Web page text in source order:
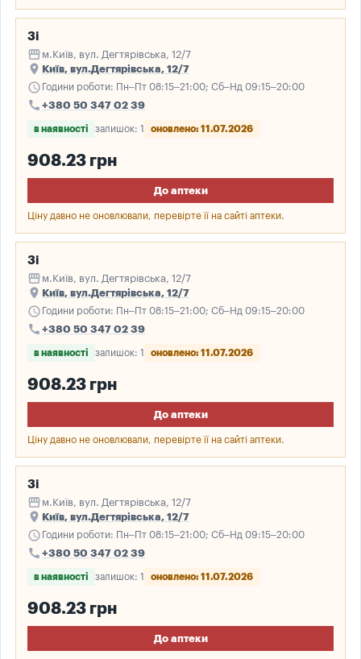
3і
storefront м.Київ, вул. Дегтярівська, 12/7
place Київ, вул.Дегтярівська, 12/7
schedule Години роботи: Пн–Пт 08:15–21:00; Сб–Нд 09:15–20:00
call +380 50 347 02 39
в наявності залишок: 1 оновлено: 11.07.2026
908.23 грн
До аптеки
Ціну давно не оновлювали, перевірте її на сайті аптеки.
3і
storefront м.Київ, вул. Дегтярівська, 12/7
place Київ, вул.Дегтярівська, 12/7
schedule Години роботи: Пн–Пт 08:15–21:00; Сб–Нд 09:15–20:00
call +380 50 347 02 39
в наявності залишок: 1 оновлено: 11.07.2026
908.23 грн
До аптеки
Ціну давно не оновлювали, перевірте її на сайті аптеки.
3і
storefront м.Київ, вул. Дегтярівська, 12/7
place Київ, вул.Дегтярівська, 12/7
schedule Години роботи: Пн–Пт 08:15–21:00; Сб–Нд 09:15–20:00
call +380 50 347 02 39
в наявності залишок: 1 оновлено: 11.07.2026
908.23 грн
До аптеки